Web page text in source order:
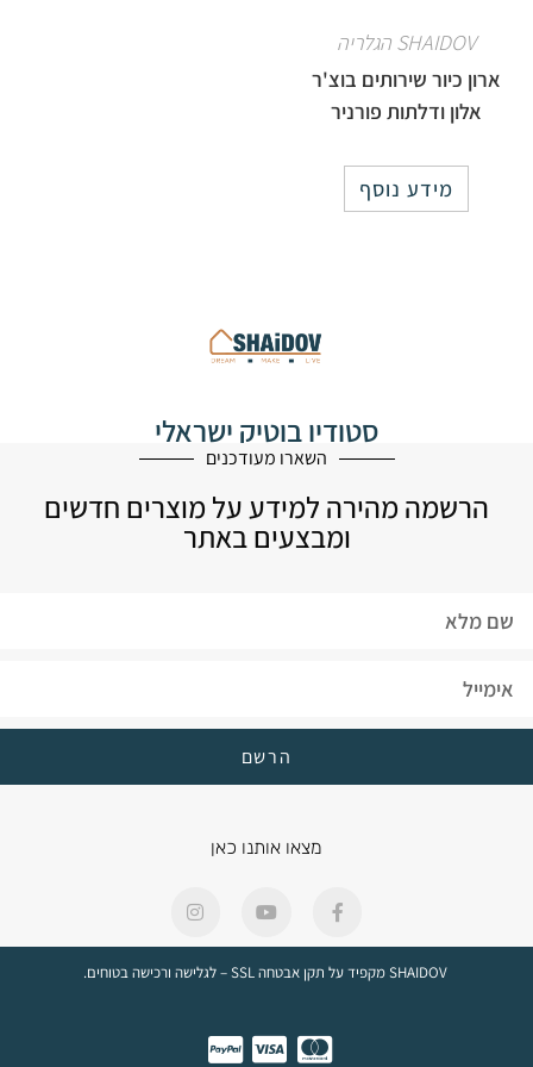
SHAIDOV הגלריה
ארון כיור שירותים בוצ'ר
אלון ודלתות פורניר
מידע נוסף
סטודיו בוטיק ישראלי
לעיצוב הבית
השארו מעודכנים
הרשמה מהירה למידע על מוצרים חדשים
ומבצעים באתר
הרשם
מצאו אותנו כאן
SHAIDOV מקפיד על תקן אבטחה SSL – לגלישה ורכישה בטוחים.